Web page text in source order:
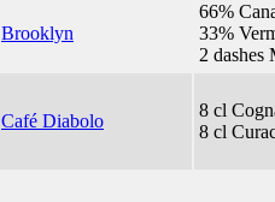
Brooklyn
66%
33%
2 dashes
Café Diabolo
8 cl
8 cl